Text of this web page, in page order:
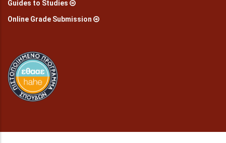
Guides to Studies
Online Grade Submission